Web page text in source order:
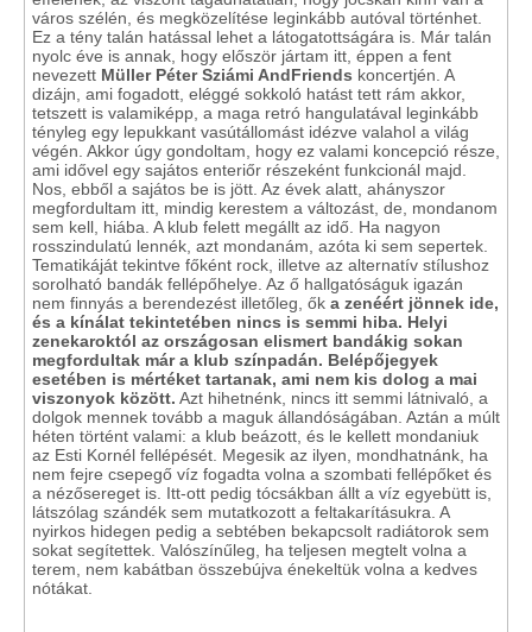
város szélén, és megközelítése leginkább autóval történhet.
Ez a tény talán hatással lehet a látogatottságára is. Már talán
nyolc éve is annak, hogy először jártam itt, éppen a fent
nevezett Müller Péter Sziámi AndFriends koncertjén. A
dizájn, ami fogadott, eléggé sokkoló hatást tett rám akkor,
tetszett is valamiképp, a maga retró hangulatával leginkább
tényleg egy lepukkant vasútállomást idézve valahol a világ
végén. Akkor úgy gondoltam, hogy ez valami koncepció része,
ami idővel egy sajátos enteriőr részeként funkcionál majd.
Nos, ebből a sajátos be is jött. Az évek alatt, ahányszor
megfordultam itt, mindig kerestem a változást, de, mondanom
sem kell, hiába. A klub felett megállt az idő. Ha nagyon
rosszindulatú lennék, azt mondanám, azóta ki sem sepertek.
Tematikáját tekintve főként rock, illetve az alternatív stílushoz
sorolható bandák fellépőhelye. Az ő hallgatóságuk igazán
nem finnyás a berendezést illetőleg, ők a zenéért jönnek ide,
és a kínálat tekintetében nincs is semmi hiba. Helyi
zenekaroktól az országosan elismert bandákig sokan
megfordultak már a klub színpadán. Belépőjegyek
esetében is mértéket tartanak, ami nem kis dolog a mai
viszonyok között. Azt hihetnénk, nincs itt semmi látnivaló, a
dolgok mennek tovább a maguk állandóságában. Aztán a múlt
héten történt valami: a klub beázott, és le kellett mondaniuk
az Esti Kornél fellépését. Megesik az ilyen, mondhatnánk, ha
nem fejre csepegő víz fogadta volna a szombati fellépőket és
a nézősereget is. Itt-ott pedig tócsákban állt a víz egyebütt is,
látszólag szándék sem mutatkozott a feltakarításukra. A
nyirkos hidegen pedig a sebtében bekapcsolt radiátorok sem
sokat segítettek. Valószínűleg, ha teljesen megtelt volna a
terem, nem kabátban összebújva énekeltük volna a kedves
nótákat.